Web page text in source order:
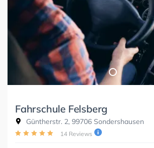
Fahrschule Felsberg
Güntherstr. 2, 99706 Sondershausen
14 Reviews